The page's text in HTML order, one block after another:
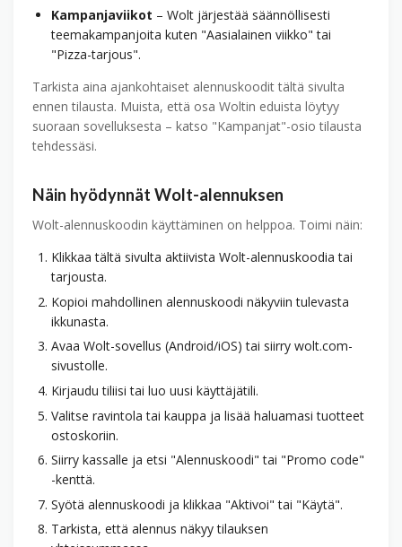
Kampanjaviikot – Wolt järjestää säännöllisesti
teemakampanjoita kuten "Aasialainen viikko" tai
"Pizza-tarjous".
Tarkista aina ajankohtaiset alennuskoodit tältä sivulta
ennen tilausta. Muista, että osa Woltin eduista löytyy
suoraan sovelluksesta – katso "Kampanjat"-osio tilausta
tehdessäsi.
Näin hyödynnät Wolt-alennuksen
Wolt-alennuskoodin käyttäminen on helppoa. Toimi näin:
Klikkaa tältä sivulta aktiivista Wolt-alennuskoodia tai
tarjousta.
Kopioi mahdollinen alennuskoodi näkyviin tulevasta
ikkunasta.
Avaa Wolt-sovellus (Android/iOS) tai siirry wolt.com-
sivustolle.
Kirjaudu tiliisi tai luo uusi käyttäjätili.
Valitse ravintola tai kauppa ja lisää haluamasi tuotteet
ostoskoriin.
Siirry kassalle ja etsi "Alennuskoodi" tai "Promo code"
-kenttä.
Syötä alennuskoodi ja klikkaa "Aktivoi" tai "Käytä".
Tarkista, että alennus näkyy tilauksen